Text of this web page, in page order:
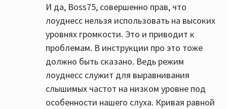
Вы такой фанат долбежки - добавьте два
саба и будет вам счастье
ДваMJ Acoustics Reference 400 SR
Ну или хотя бы два MJ Acoustics Reference
Или :
И да, Boss75, совершенно прав, что
лоуднесс нельзя использовать на высоких
уровнях громкости. Это и приводит к
проблемам. В инструкции про это тоже
должно быть сказано. Ведь режим
лоуднесс служит для выравнивания
слышимых частот на низком уровне под
особенности нашего слуха. Кривая равной